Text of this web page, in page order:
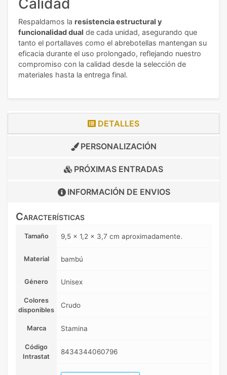
Calidad
Respaldamos la resistencia estructural y
funcionalidad dual de cada unidad, asegurando que
tanto el portallaves como el abrebotellas mantengan su
eficacia durante el uso prolongado, reflejando nuestro
compromiso con la calidad desde la selección de
materiales hasta la entrega final.
DETALLES
PERSONALIZACIÓN
PRÓXIMAS ENTRADAS
INFORMACIÓN DE ENVIOS
Características
Tamaño 9,5 x 1,2 x 3,7 cm aproximadamente.
Material bambú
Género Unisex
Colores
disponibles
Crudo
Marca Stamina
Código
Intrastat
8434344060796